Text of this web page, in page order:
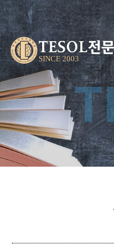
TESOL전
SINCE 2003